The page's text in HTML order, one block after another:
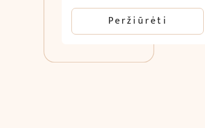
Peržiūrėti